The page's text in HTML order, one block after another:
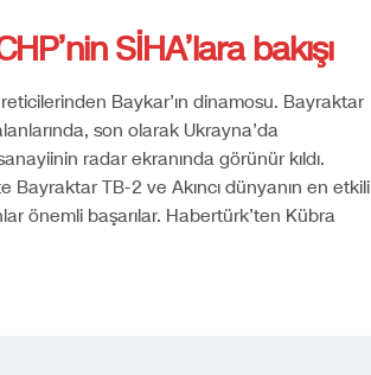
SİHA’lara bakışı
Baykar’ın dinamosu. Bayraktar
son olarak Ukrayna’da
radar ekranında görünür kıldı.
Bayraktar TB-2 ve Akıncı dünyanın en etkili
önemli başarılar. Habertürk’ten Kübra